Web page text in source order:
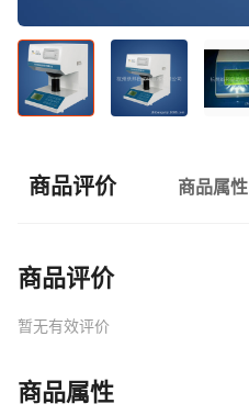
商品评价 商品属性
商品评价
暂无有效评价
商品属性